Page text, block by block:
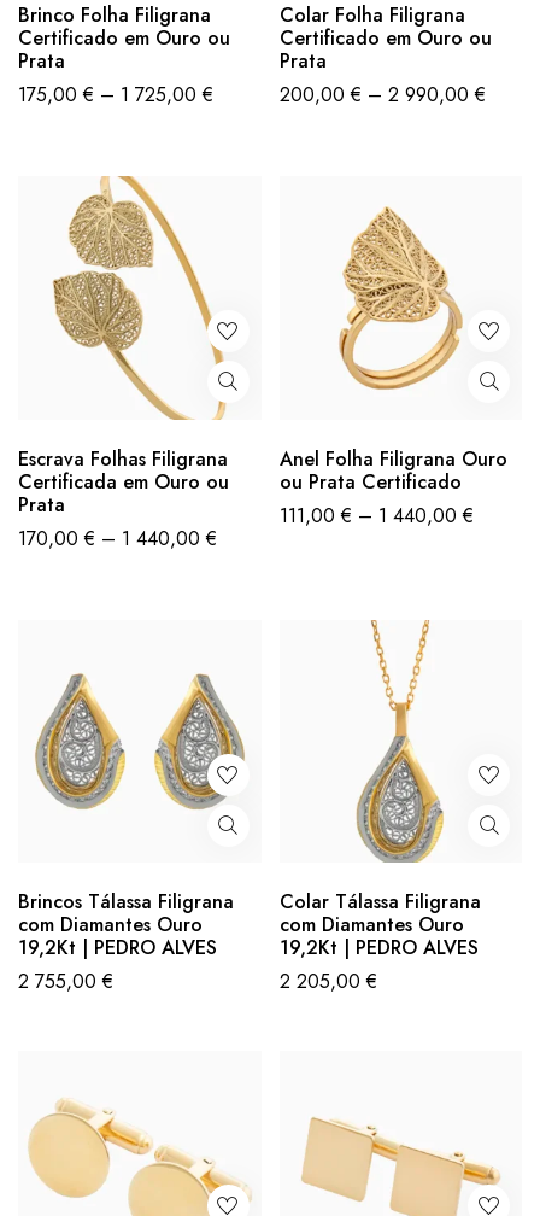
Brinco Folha Filigrana
Certificado em Ouro ou
Prata
175,00€ – 1 725,00€
Colar Folha Filigrana
Certificado em Ouro ou
Prata
200,00€ – 2 990,00€
Escrava Folhas Filigrana
Certificada em Ouro ou
Prata
170,00€ – 1 440,00€
Anel Folha Filigrana Ouro
ou Prata Certificado
111,00€ – 1 440,00€
Brincos Tálassa Filigrana
com Diamantes Ouro
19,2Kt | PEDRO ALVES
2 755,00€
Colar Tálassa Filigrana
com Diamantes Ouro
19,2Kt | PEDRO ALVES
2 205,00€